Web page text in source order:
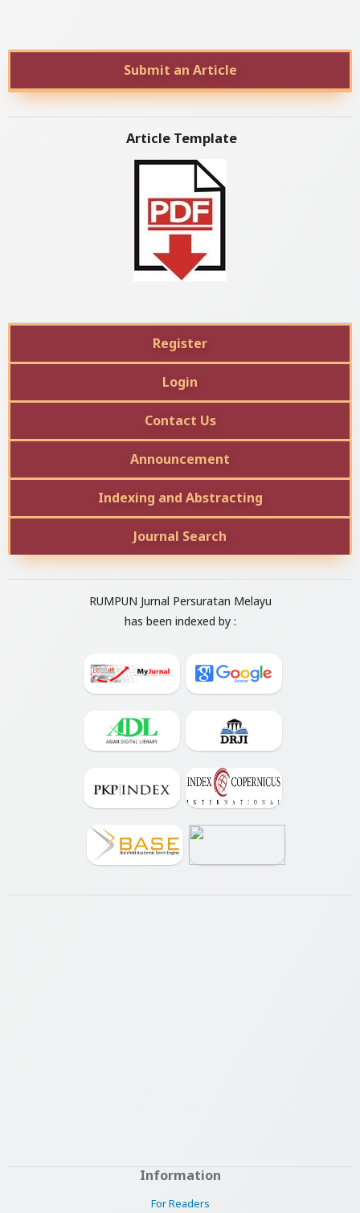
Submit an Article
Article Template
Register
Login
Contact Us
Announcement
Indexing and Abstracting
Journal Search
RUMPUN Jurnal Persuratan Melayu
has been indexed by :
Information
For Readers